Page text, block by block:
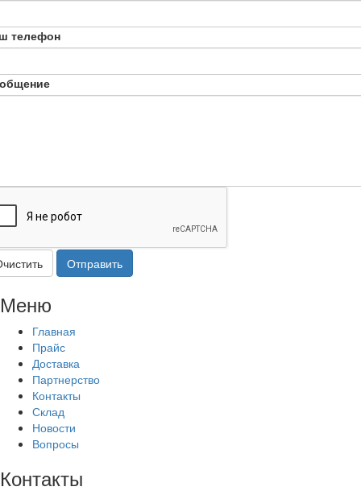
телефон
Отправить
Меню
Главная
Прайс
Доставка
Партнерство
Контакты
Склад
Новости
Вопросы
Контакты